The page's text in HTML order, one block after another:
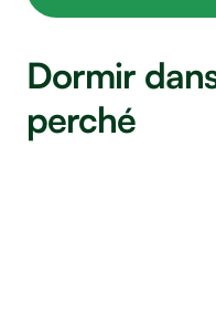
Dormir
perché